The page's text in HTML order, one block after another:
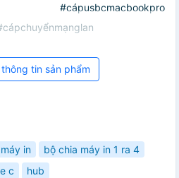
#cápusbcmacbookpro
tin sản phẩm
in
bộ chia máy in 1 ra 4
c
hub